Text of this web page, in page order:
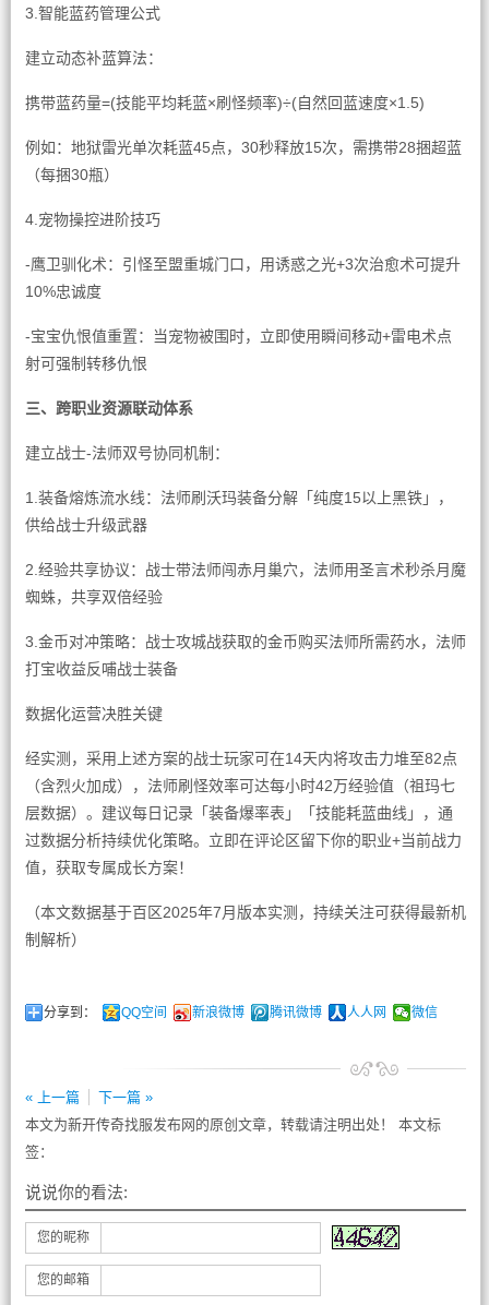
3.智能蓝药管理公式
建立动态补蓝算法：
携带蓝药量=(技能平均耗蓝×刷怪频率)÷(自然回蓝速度×1.5)
例如：地狱雷光单次耗蓝45点，30秒释放15次，需携带28捆超蓝
（每捆30瓶）
4.宠物操控进阶技巧
-鹰卫驯化术：引怪至盟重城门口，用诱惑之光+3次治愈术可提升
10%忠诚度
-宝宝仇恨值重置：当宠物被围时，立即使用瞬间移动+雷电术点
射可强制转移仇恨
三、跨职业资源联动体系
建立战士-法师双号协同机制：
1.装备熔炼流水线：法师刷沃玛装备分解「纯度15以上黑铁」，
供给战士升级武器
2.经验共享协议：战士带法师闯赤月巢穴，法师用圣言术秒杀月魔
蜘蛛，共享双倍经验
3.金币对冲策略：战士攻城战获取的金币购买法师所需药水，法师
打宝收益反哺战士装备
数据化运营决胜关键
经实测，采用上述方案的战士玩家可在14天内将攻击力堆至82点
（含烈火加成），法师刷怪效率可达每小时42万经验值（祖玛七
层数据）。建议每日记录「装备爆率表」「技能耗蓝曲线」，通
过数据分析持续优化策略。立即在评论区留下你的职业+当前战力
值，获取专属成长方案！
（本文数据基于百区2025年7月版本实测，持续关注可获得最新机
制解析）
分享到： QQ空间 新浪微博 腾讯微博 人人网 微信
« 上一篇
下一篇 »
本文为新开传奇找服发布网的原创文章，转载请注明出处！ 本文标
签：
说说你的看法:
您的昵称
您的邮箱